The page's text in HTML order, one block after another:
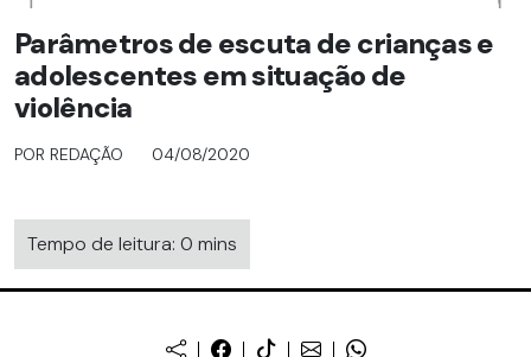
Parâmetros de escuta de crianças e
adolescentes em situação de
violência
POR REDAÇÃO 04/08/2020
Tempo de leitura: 0 mins